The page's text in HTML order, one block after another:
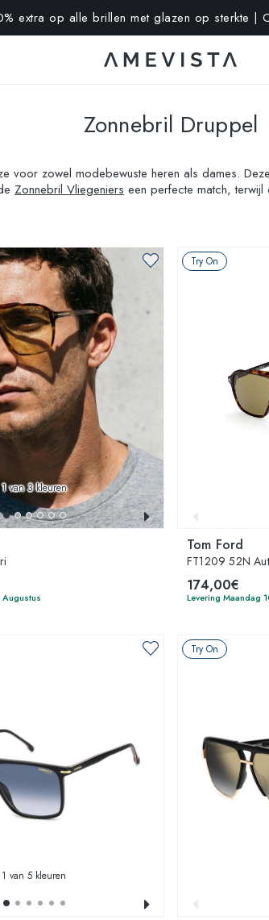
extra op alle brillen met glazen op sterkte |
Zonnebril Druppel
voor zowel modebewuste heren als dames.
Zonnebril Vliegeniers een perfecte match, terwijl
1van 3 kleuren
Try On
Tom Ford
FT1209 52N
174,00€
Levering Maandag
1 van 5 kleuren
Try On